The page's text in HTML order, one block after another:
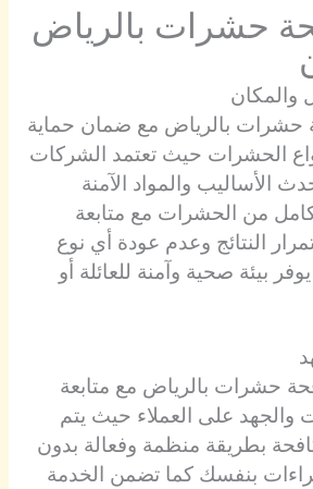
حشرات بالرياض
والمكان
حشرات بالرياض مع ضمان حماية
الحشرات حيث تعتمد الشركات
الأساليب والمواد الآمنة
من الحشرات مع متابعة
النتائج وعدم عودة أي نوع
بيئة صحية وآمنة للعائلة أو
حشرات بالرياض مع متابعة
والجهد على العملاء حيث يتم
بطريقة منظمة وفعالة بدون
بنفسك كما تضمن الخدمة